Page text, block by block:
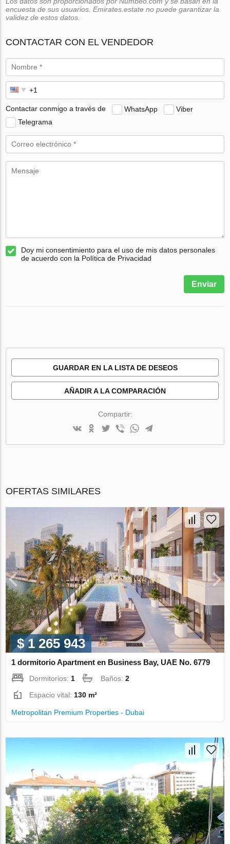
encuesta de sus usuarios. Emirates.estate no puede garantizar la
validez de estos datos.
CONTACTAR CON EL VENDEDOR
Contactar conmigo a través de WhatsApp
Viber
Telegrama
Doy mi consentimiento para el uso de mis datos personales
de acuerdo con la Política de Privacidad
Enviar
GUARDAR EN LA LISTA DE DESEOS
AÑADIR A LA COMPARACIÓN
Compartir:
OFERTAS SIMILARES
$ 1 265 943
1 dormitorio Apartment en Business Bay, UAE No. 6779
Dormitorios:1 Baños:2
Espacio vital:130 m²
Metropolitan Premium Properties - Dubai